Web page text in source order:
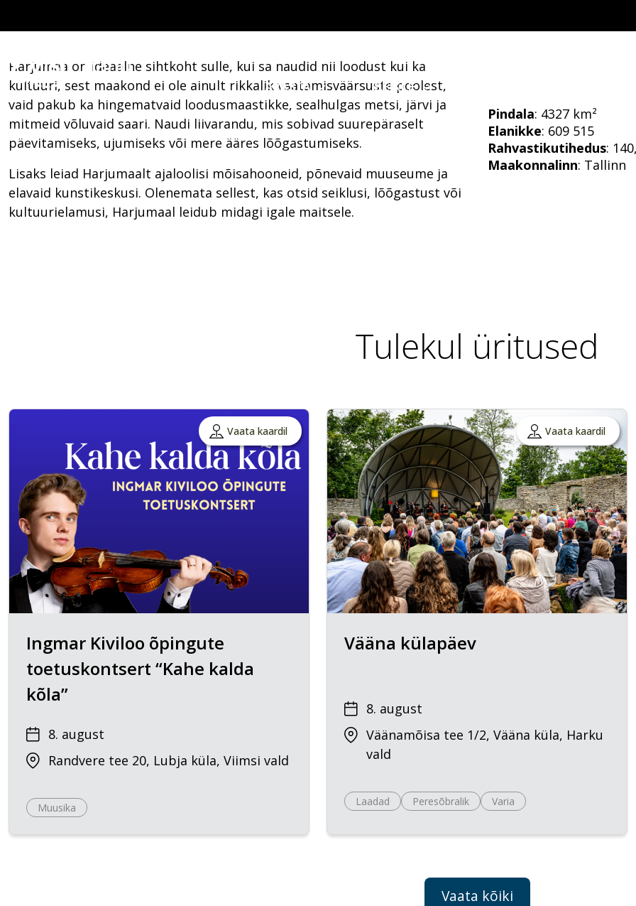
AVASTA SEIKLE
Harjumaa on ideaalne sihtkoht sulle, kui sa naudid nii loodust kui ka
kultuuri, sest maakond ei ole ainult rikkalik vaatamisväärsuste poolest,
vaid pakub ka hingematvaid loodusmaastikke, sealhulgas metsi, järvi ja
mitmeid võluvaid saari. Naudi liivarandu, mis sobivad suurepäraselt
päevitamiseks, ujumiseks või mere ääres lõõgastumiseks.
Lisaks leiad Harjumaalt ajaloolisi mõisahooneid, põnevaid muuseume ja
elavaid kunstikeskusi. Olenemata sellest, kas otsid seiklusi, lõõgastust või
kultuurielamusi, Harjumaal leidub midagi igale maitsele.
Pindala: 4327 km²
Elanikke: 609 515
Rahvastikutihedus:
Maakonnalinn: Tallinn
Tulekul üritused
Vaata kaardil
Ingmar Kiviloo õpingute
toetuskontsert “Kahe kalda
kõla”
8. august
Randvere tee 20, Lubja küla, Viimsi vald
Muusika
Vaata kaardil
Vääna külapäev
8. august
Väänamõisa tee 1/2, Vääna küla, Harku
vald
Laadad Peresõbralik Varia
Vaata kõiki